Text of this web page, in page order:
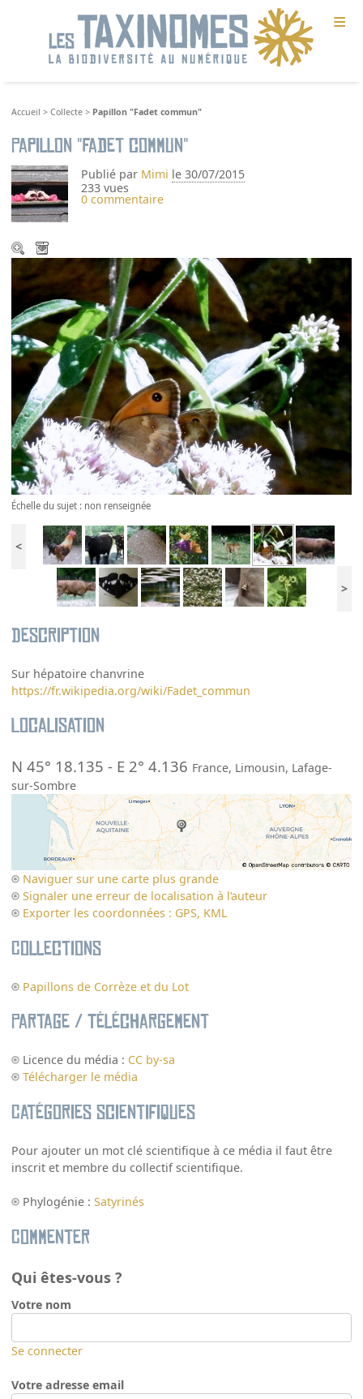
≡
Accueil >Collecte > Papillon "Fadet commun"
Papillon "Fadet commun"
Publié par Mimi le 30/07/2015
233 vues
0 commentaire
Échelle du sujet : non renseignée
<
>
Description
Sur hépatoire chanvrine
https://fr.wikipedia.org/wiki/Fadet_commun
Localisation
N 45° 18.135 - E 2° 4.136 France, Limousin, Lafage-
sur-Sombre
Naviguer sur une carte plus grande
Signaler une erreur de localisation à l’auteur
Exporter les coordonnées : GPS, KML
Collections
Papillons de Corrèze et du Lot
Partage / Téléchargement
Licence du média : CC by-sa
Télécharger le média
Catégories scientifiques
Pour ajouter un mot clé scientifique à ce média il faut être
inscrit et membre du collectif scientifique.
Phylogénie :Satyrinés
Commenter
Qui êtes-vous ?
Votre nom
Se connecter
Votre adresse email